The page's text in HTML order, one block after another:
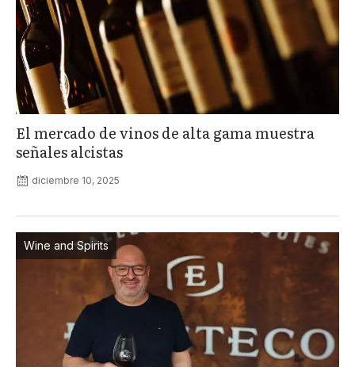
El mercado de vinos de alta gama muestra
señales alcistas
diciembre 10, 2025
Wine and Spirits